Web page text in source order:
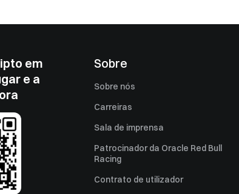
em
e a
Sobre
Sobre nós
Carreiras
Sala de imprensa
Patrocinador da Oracle Red Bull
Racing
Contrato de utilizador